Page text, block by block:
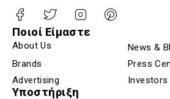
Ποιοί Είμαστε
About Us
News &
Brands
Press
Advertising
Investors
Υποστήριξη